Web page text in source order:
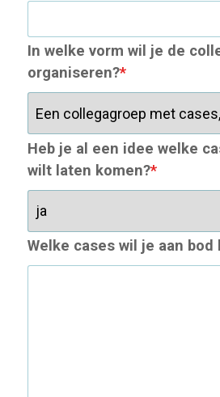
In welke vorm wil je de
organiseren?*
Heb je al een idee welke
wilt laten komen?*
Welke cases wil je aan bod